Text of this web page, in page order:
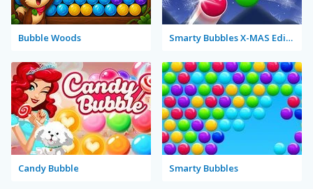
Bubble Woods Smarty Bubbles X-MAS Edition
Candy Bubble Smarty Bubbles